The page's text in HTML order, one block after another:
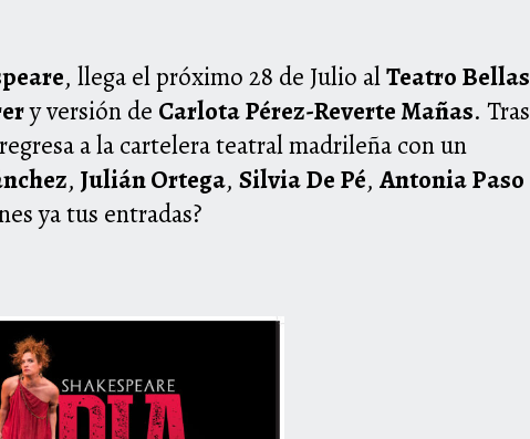
, llega el próximo 28 de Julio alTeatro Bellas
y versión de Carlota Pérez-Reverte Mañas. Tras
a la cartelera teatral madrileña con un
, Julián Ortega, Silvia De Pé, Antonia Paso
ya tus entradas?